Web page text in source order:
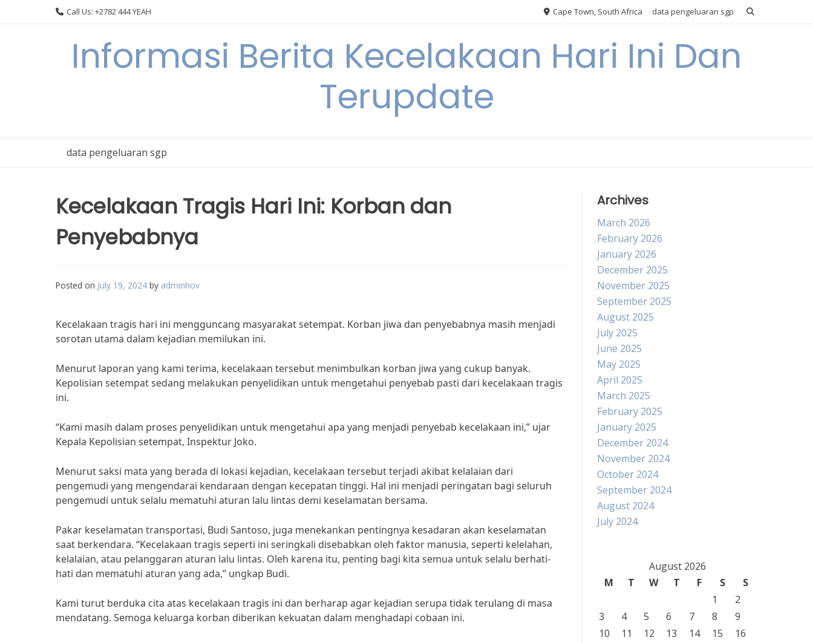
Call Us: +2782 444 YEAH Cape Town, South Africa data pengeluaran sgp
Informasi Berita Kecelakaan Hari Ini Dan
Terupdate
data pengeluaran sgp
Kecelakaan Tragis Hari Ini: Korban dan
Penyebabnya
Posted on July 19, 2024 by adminhov
Kecelakaan tragis hari ini mengguncang masyarakat setempat. Korban jiwa dan penyebabnya masih menjadi
sorotan utama dalam kejadian memilukan ini.
Menurut laporan yang kami terima, kecelakaan tersebut menimbulkan korban jiwa yang cukup banyak.
Kepolisian setempat sedang melakukan penyelidikan untuk mengetahui penyebab pasti dari kecelakaan tragis
ini.
“Kami masih dalam proses penyelidikan untuk mengetahui apa yang menjadi penyebab kecelakaan ini,” ujar
Kepala Kepolisian setempat, Inspektur Joko.
Menurut saksi mata yang berada di lokasi kejadian, kecelakaan tersebut terjadi akibat kelalaian dari
pengemudi yang mengendarai kendaraan dengan kecepatan tinggi. Hal ini menjadi peringatan bagi seluruh
pengemudi untuk selalu mematuhi aturan lalu lintas demi keselamatan bersama.
Pakar keselamatan transportasi, Budi Santoso, juga menekankan pentingnya kesadaran akan keselamatan
saat berkendara. “Kecelakaan tragis seperti ini seringkali disebabkan oleh faktor manusia, seperti kelelahan,
kelalaian, atau pelanggaran aturan lalu lintas. Oleh karena itu, penting bagi kita semua untuk selalu berhati-
hati dan mematuhi aturan yang ada,” ungkap Budi.
Kami turut berduka cita atas kecelakaan tragis ini dan berharap agar kejadian serupa tidak terulang di masa
mendatang. Semoga keluarga korban diberikan kekuatan dalam menghadapi cobaan ini.
Archives
March 2026
February 2026
January 2026
December 2025
November 2025
September 2025
August 2025
July 2025
June 2025
May 2025
April 2025
March 2025
February 2025
January 2025
December 2024
November 2024
October 2024
September 2024
August 2024
July 2024
August 2026
M
T W T F S
S
1
2
3
4 5 6 7 8
9
10
11 12 13 14 15
16